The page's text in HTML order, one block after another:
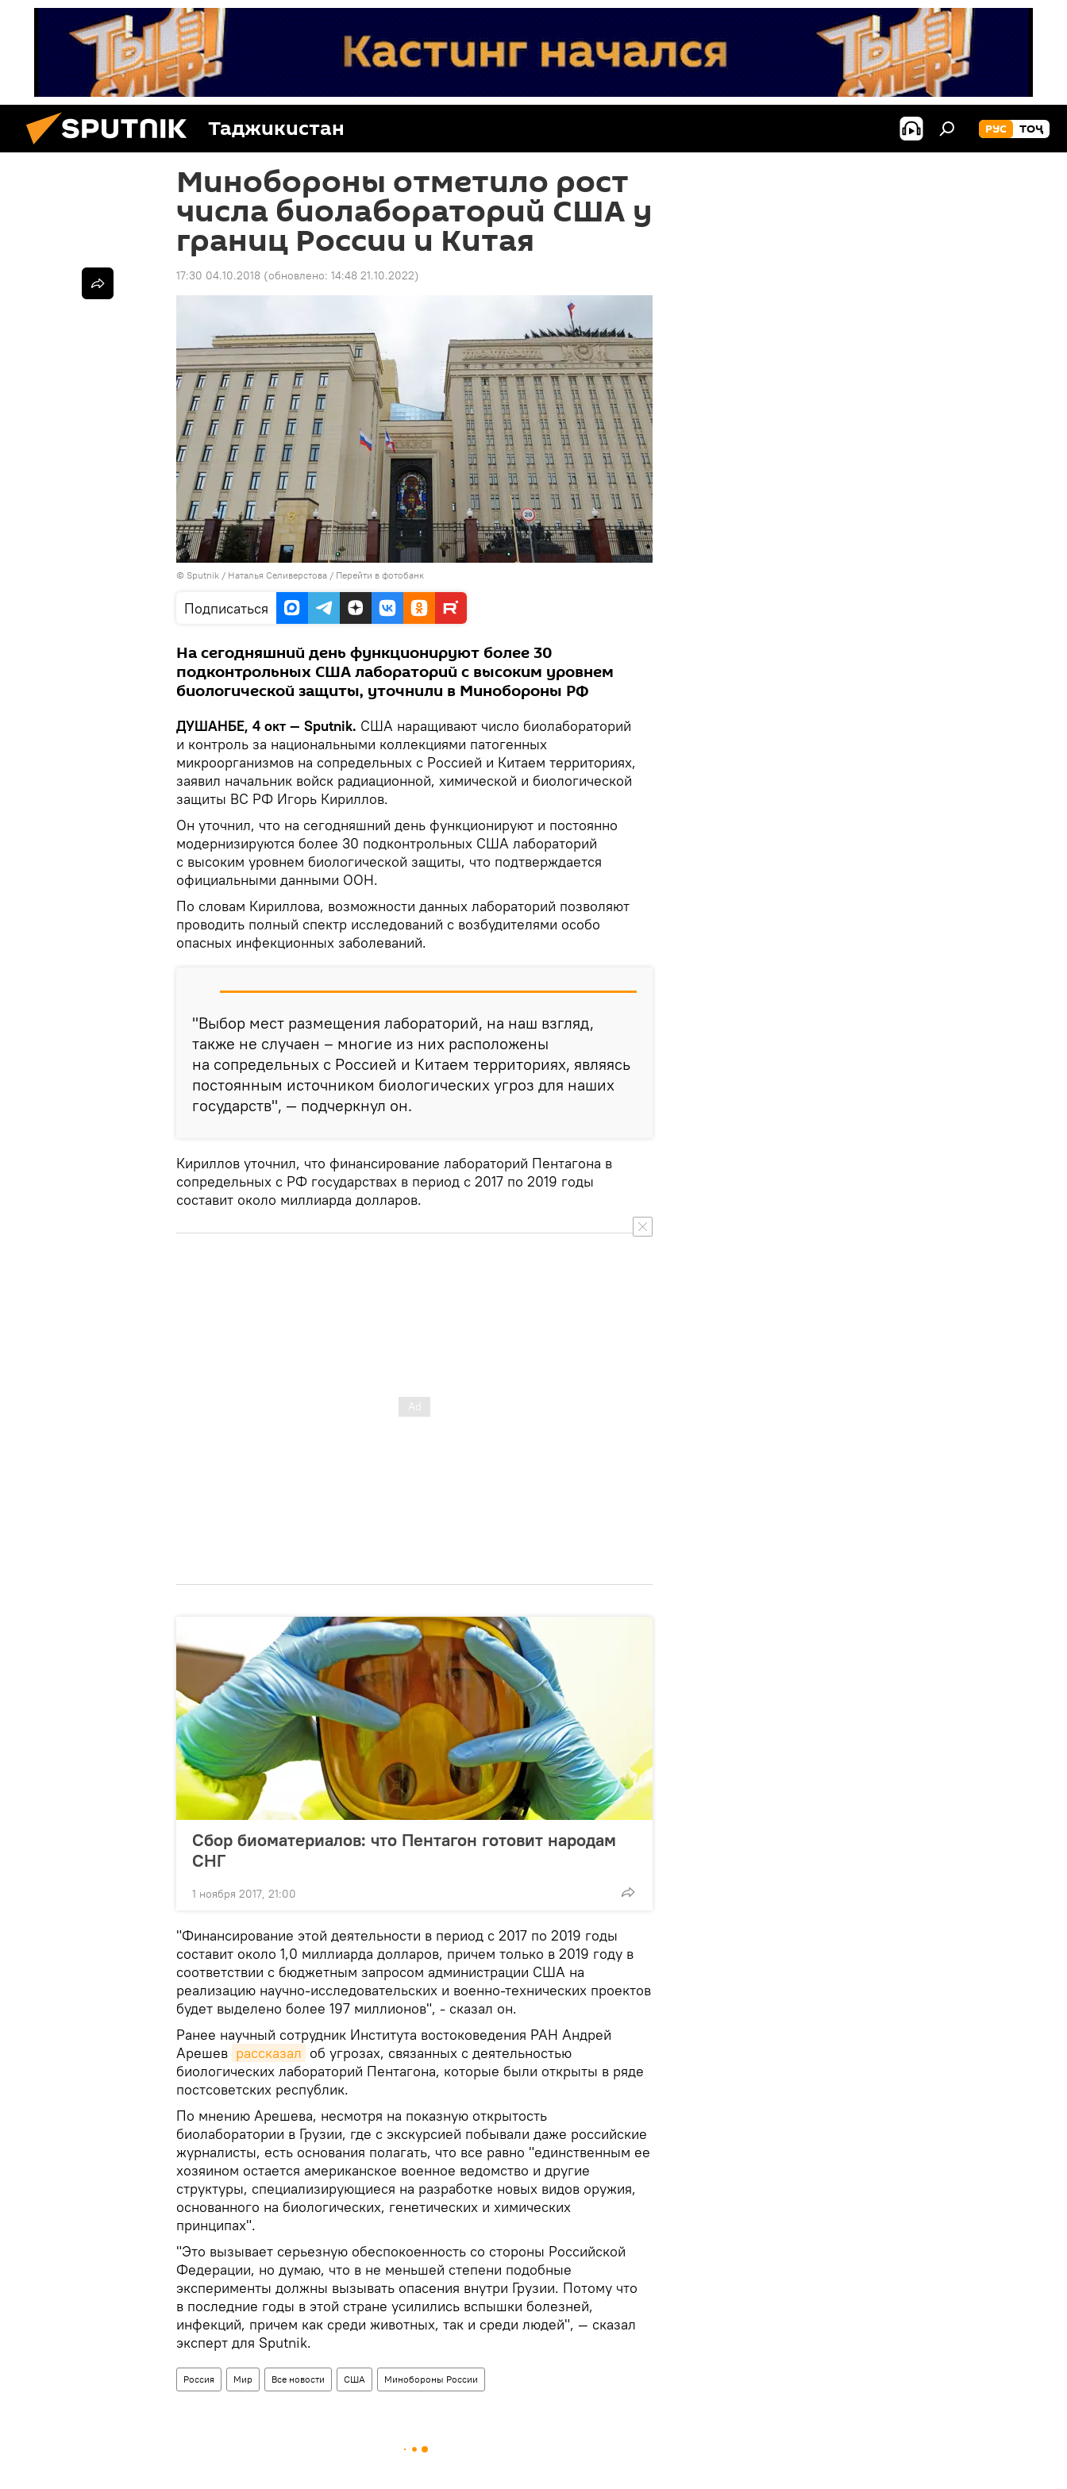
Таджикистан РУС ТОҶ
Минобороны отметило рост
числа биолабораторий США у
границ России и Китая
17:30 04.10.2018 (обновлено: 14:48 21.10.2022)
© Sputnik / Наталья Селиверстова / Перейти в фотобанк
Подписаться
На сегодняшний день функционируют более 30
подконтрольных США лабораторий с высоким уровнем
биологической защиты, уточнили в Минобороны РФ
ДУШАНБЕ, 4 окт — Sputnik. США наращивают число биолабораторий
и контроль за национальными коллекциями патогенных
микроорганизмов на сопредельных с Россией и Китаем территориях,
заявил начальник войск радиационной, химической и биологической
защиты ВС РФ Игорь Кириллов.
Он уточнил, что на сегодняшний день функционируют и постоянно
модернизируются более 30 подконтрольных США лабораторий
с высоким уровнем биологической защиты, что подтверждается
официальными данными ООН.
По словам Кириллова, возможности данных лабораторий позволяют
проводить полный спектр исследований с возбудителями особо
опасных инфекционных заболеваний.
"Выбор мест размещения лабораторий, на наш взгляд,
также не случаен – многие из них расположены
на сопредельных с Россией и Китаем территориях, являясь
постоянным источником биологических угроз для наших
государств", — подчеркнул он.
Кириллов уточнил, что финансирование лабораторий Пентагона в
сопредельных с РФ государствах в период с 2017 по 2019 годы
составит около миллиарда долларов.
Сбор биоматериалов: что Пентагон готовит народам
СНГ
1 ноября 2017, 21:00
"Финансирование этой деятельности в период с 2017 по 2019 годы
составит около 1,0 миллиарда долларов, причем только в 2019 году в
соответствии с бюджетным запросом администрации США на
реализацию научно-исследовательских и военно-технических проектов
будет выделено более 197 миллионов", - сказал он.
Ранее научный сотрудник Института востоковедения РАН Андрей
Арешев рассказал об угрозах, связанных с деятельностью
биологических лабораторий Пентагона, которые были открыты в ряде
постсоветских республик.
По мнению Арешева, несмотря на показную открытость
биолаборатории в Грузии, где с экскурсией побывали даже российские
журналисты, есть основания полагать, что все равно "единственным ее
хозяином остается американское военное ведомство и другие
структуры, специализирующиеся на разработке новых видов оружия,
основанного на биологических, генетических и химических
принципах".
"Это вызывает серьезную обеспокоенность со стороны Российской
Федерации, но думаю, что в не меньшей степени подобные
эксперименты должны вызывать опасения внутри Грузии. Потому что
в последние годы в этой стране усилились вспышки болезней,
инфекций, причем как среди животных, так и среди людей", — сказал
эксперт для Sputnik.
Россия Мир Все новости США Минобороны России